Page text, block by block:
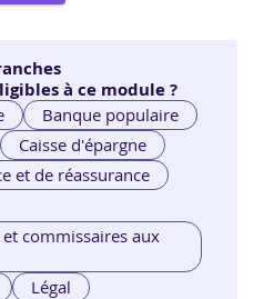
à ce module ?
Banque populaire
Caisse d'épargne
et de réassurance
commissaires aux
Légal